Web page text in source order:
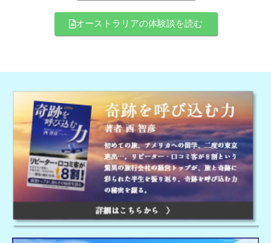
オーストラリアの体験談を読む